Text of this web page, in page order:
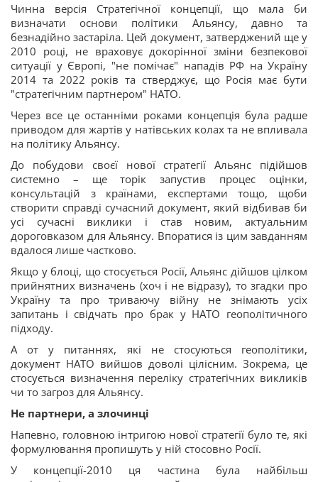
Чинна версія Стратегічної концепції, що мала би
визначати основи політики Альянсу, давно та
безнадійно застаріла. Цей документ, затверджений ще у
2010 році, не враховує докорінної зміни безпекової
ситуації у Європі, "не помічає" нападів РФ на Україну
2014 та 2022 років та стверджує, що Росія має бути
"стратегічним партнером" НАТО.
Через все це останніми роками концепція була радше
приводом для жартів у натівських колах та не впливала
на політику Альянсу.
До побудови своєї нової стратегії Альянс підійшов
системно – ще торік запустив процес оцінки,
консультацій з країнами, експертами тощо, щоби
створити справді сучасний документ, який відбивав би
усі сучасні виклики і став новим, актуальним
дороговказом для Альянсу. Впоратися із цим завданням
вдалося лише частково.
Якщо у блоці, що стосується Росії, Альянс дійшов цілком
прийнятних визначень (хоч і не відразу), то згадки про
Україну та про триваючу війну не знімають усіх
запитань і свідчать про брак у НАТО геополітичного
підходу.
А от у питаннях, які не стосуються геополітики,
документ НАТО вийшов доволі цілісним. Зокрема, це
стосується визначення переліку стратегічних викликів
чи то загроз для Альянсу.
Не партнери, а злочинці
Напевно, головною інтригою нової стратегії було те, які
формулювання пропишуть у ній стосовно Росії.
У концепції-2010 ця частина була найбільш